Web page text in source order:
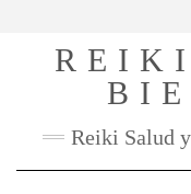
Reiki Salud